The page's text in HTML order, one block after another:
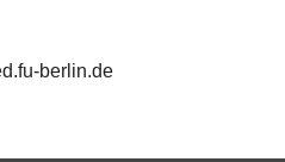
berlin.de